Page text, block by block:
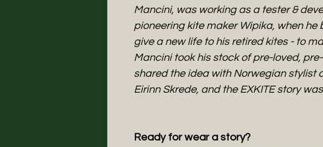
Mancini, was working as a tester &
pioneering kite maker Wipika, when he
give a new life to his retired kites - to
Mancini took his stock of pre-loved,
shared the idea with Norwegian stylist
Eirinn Skrede, and the EXKITE story
Ready for wear a story?